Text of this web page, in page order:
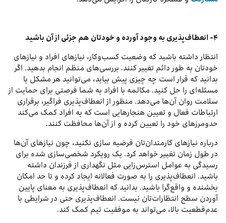
۴- انعطاف‌پذیری به وجود آورده و خودتان هم جزئی از آن باشید
انتظار داشته باشید که وضعیت کسب‌وکار، نیازهای افراد و نیازهای
خودتان به طور دائم تغییر کنند. بررسی‌های منظم انجام بدهید. اگر
بدانید که قرار است چه چیزی پیش بیاید، می‌توانید هر مشکل یا
مسئله‌ای را حل کنید. مکالمه با افراد به شما فرصتی برای حمایت از
سلامت روان آن‌ها می‌دهد. منظور از انعطاف‌پذیری فراگیر، برقراری
ارتباطات فعال و تعیین هنجارهایی است که به افراد کمک می‌کند
حدومرزهای‌ خود را تعیین کرده و از آن‌ها محافظت کنند.
درباره نیازهای کارمندان‌تان فرضیه سازی نکنید، چون نیازهای آن‌ها
در طول زمان تغییر خواهد کرد. یک رویکرد شخصی‌سازی شده برای
رسیدگی به عوامل استرس‌زایی مثل نگهداری از فرزندان داشته
باشید. انعطاف‌پذیری را به صورت فعالانه ایجاد کرده و تا حد امکان
بخشنده و واقع‌گرا باشید. بدانید که انعطاف‌پذیری به معنای پایین
آوردن سطح انتظارات‌تان نیست. انعطاف‌پذیری حتی در شرایطی با
عدم‌قطعیت بالا، می‌تواند به موفقیت تیم کمک کند.